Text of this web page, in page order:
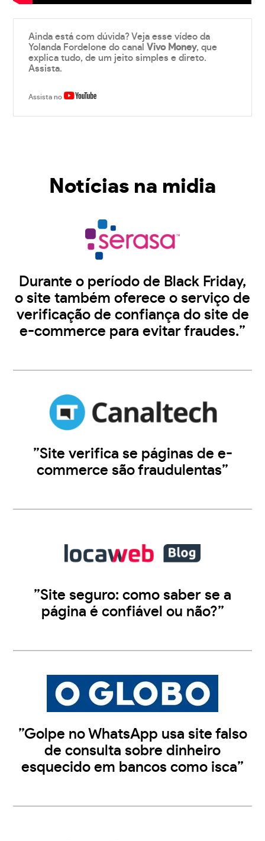
Ainda está com dúvida? Veja esse vídeo da
Yolanda Fordelone do canalVivo Money, que
explica tudo, de um jeito simples e direto.
Assista.
Assista no
Notícias na midia
Durante o período de Black Friday,
o site também oferece o serviço de
verificação de confiança do site de
e-commerce para evitar fraudes.”
”Site verifica se páginas de e-
commerce são fraudulentas”
”Site seguro: como saber se a
página é confiável ou não?”
”Golpe no WhatsApp usa site falso
de consulta sobre dinheiro
esquecido em bancos como isca”